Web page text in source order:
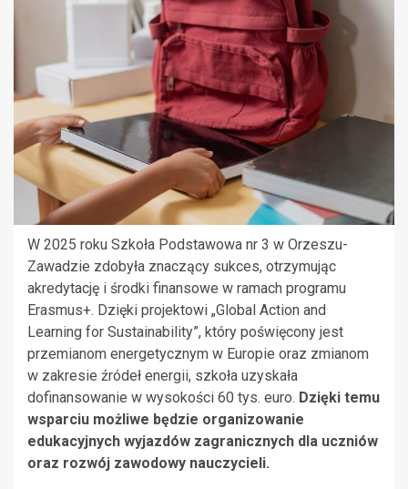
W 2025 roku Szkoła Podstawowa nr 3 w Orzeszu-
Zawadzie zdobyła znaczący sukces, otrzymując
akredytację i środki finansowe w ramach programu
Erasmus+. Dzięki projektowi „Global Action and
Learning for Sustainability”, który poświęcony jest
przemianom energetycznym w Europie oraz zmianom
w zakresie źródeł energii, szkoła uzyskała
dofinansowanie w wysokości 60 tys. euro. Dzięki temu
wsparciu możliwe będzie organizowanie
edukacyjnych wyjazdów zagranicznych dla uczniów
oraz rozwój zawodowy nauczycieli.